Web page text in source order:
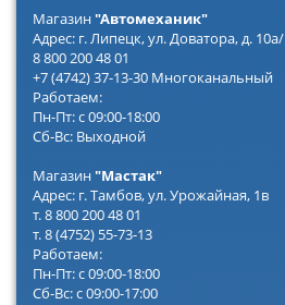
Магазин"Автомеханик"
Адрес: г. Липецк, ул. Доватора, д. 10а/
8 800 200 48 01
+7 (4742) 37-13-30 Многоканальный
Работаем:
Пн-Пт: с 09:00-18:00
Сб-Вс: Выходной
Магазин"Мастак"
Адрес: г. Тамбов, ул. Урожайная, 1в
т. 8 800 200 48 01
т. 8 (4752) 55-73-13
Работаем:
Пн-Пт: с 09:00-18:00
Сб-Вс: с 09:00-17:00